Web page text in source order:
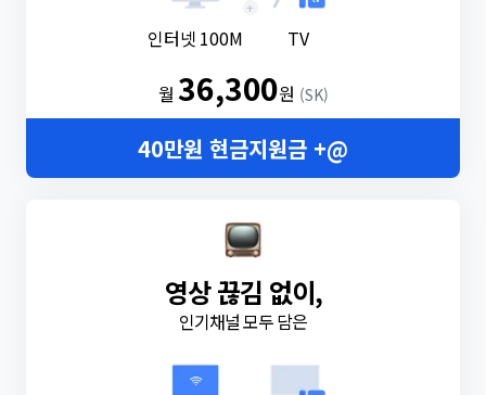
인터넷 100M
+
TV
월36,300원 (SK)
40만원 현금지원금 +@
영상 끊김 없이,
인기채널 모두 담은